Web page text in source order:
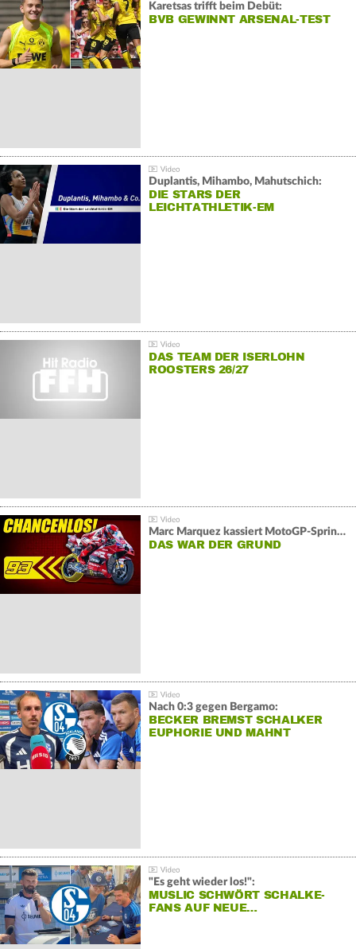
Karetsas trifft beim Debüt:
BVB GEWINNT ARSENAL-TEST
Duplantis, Mihambo, Mahutschich:
DIE STARS DER
LEICHTATHLETIK-EM
DAS TEAM DER ISERLOHN
ROOSTERS 26/27
Marc Marquez kassiert MotoGP-Sprint-Schlappe:
DAS WAR DER GRUND
Nach 0:3 gegen Bergamo:
BECKER BREMST SCHALKER
EUPHORIE UND MAHNT
"Es geht wieder los!":
MUSLIC SCHWÖRT SCHALKE-
FANS AUF NEUE…